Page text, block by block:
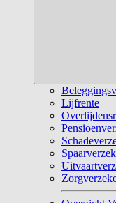
Lijfrente